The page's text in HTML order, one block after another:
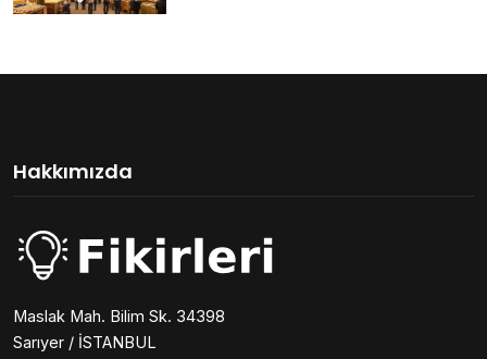
Hakkımızda
Maslak Mah. Bilim Sk. 34398
Sarıyer / İSTANBUL